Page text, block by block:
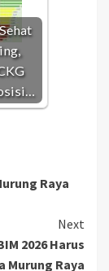
Raya
Next
2026 Harus
Murung Raya